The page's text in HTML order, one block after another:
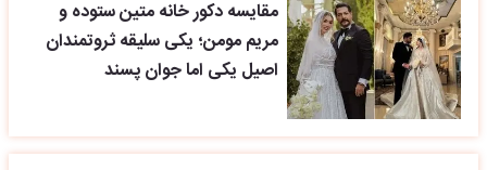
مقایسه دکور خانه متین ستوده و
مریم مومن؛ یکی سلیقه ثروتمندان
اصیل یکی اما جوان پسند